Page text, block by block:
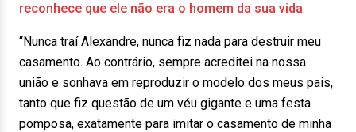
reconhece que ele não era o homem da sua vida.
“Nunca traí Alexandre, nunca fiz nada para destruir meu
casamento. Ao contrário, sempre acreditei na nossa
união e sonhava em reproduzir o modelo dos meus pais,
tanto que fiz questão de um véu gigante e uma festa
pomposa, exatamente para imitar o casamento de minha